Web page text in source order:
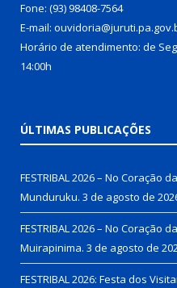
Fone: (93) 98408-7564
E-mail:
Horário de atendimento: de
14:00h
ÚLTIMAS PUBLICAÇÕES
FESTRIBAL 2026 – No Coração
Munduruku. 3 de agosto de
FESTRIBAL 2026 – No Coração
Muirapinima. 3 de agosto de
FESTRIBAL 2026: Festa dos